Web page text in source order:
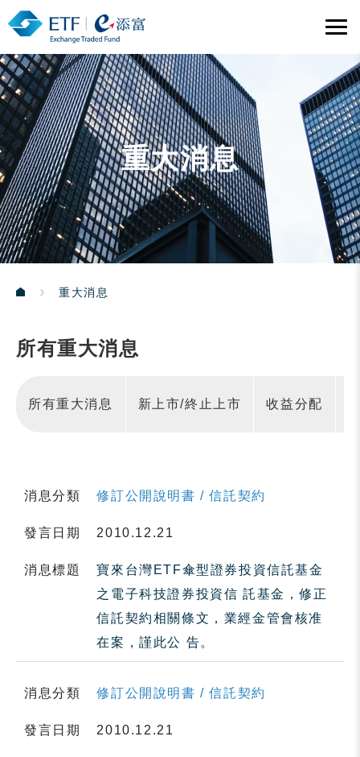
重大消息
重大消息
所有重大消息
所有重大消息 新上市/終止上市 收益分配
消息分類 修訂公開說明書 / 信託契約
發言日期 2010.12.21
消息標題
寶來台灣ETF傘型證券投資信託基金
之電子科技證券投資信 託基金，修正
信託契約相關條文，業經金管會核准
在案，謹此公 告。
消息分類 修訂公開說明書 / 信託契約
發言日期 2010.12.21